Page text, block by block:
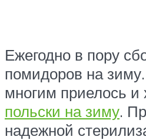
Ежегодно в пору
помидоров на
многим приелось и
польски на зиму.
надежной